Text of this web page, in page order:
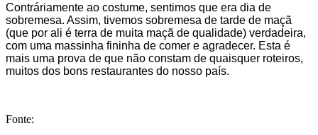
Contráriamente ao costume, sentimos que era dia de
sobremesa. Assim, tivemos sobremesa de tarde de maçã
(que por ali é terra de muita maçã de qualidade) verdadeira,
com uma massinha fininha de comer e agradecer. Esta é
mais uma prova de que não constam de quaisquer roteiros,
muitos dos bons restaurantes do nosso país.
Fonte: